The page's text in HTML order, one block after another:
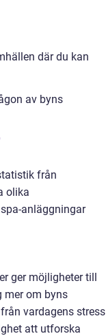
där du kan
av byns
från
olika
anläggningar
ger möjligheter till
mer om byns
vardagens stress
att utforska